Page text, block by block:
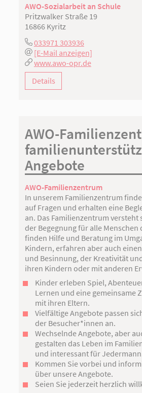
AWO-Sozialarbeit an Schule
Pritzwalker Straße 19
16866 Kyritz
033971 303936
[E-Mail anzeigen]
www.awo-opr.de
Details
AWO-
Angebote
AWO-Familienzentrum
In unserem Familienzentrum
auf Fragen und erhalten eine
an. Das Familienzentrum versteht
der Begegnung für alle Menschen
finden Hilfe und Beratung im
Kindern, erfahren aber auch
und Besinnung, der Kreativität
ihren Kindern oder mit anderen
Kinder erleben Spiel,
Lernen und eine gemeinsame
mit ihren Eltern.
Vielfältige Angebote passen
der Besucher*innen an.
Wechselnde Angebote, aber
gestalten das Leben im
und interessant für
Kommen Sie vorbei und
über unsere Angebote.
Seien Sie jederzeit herzlich